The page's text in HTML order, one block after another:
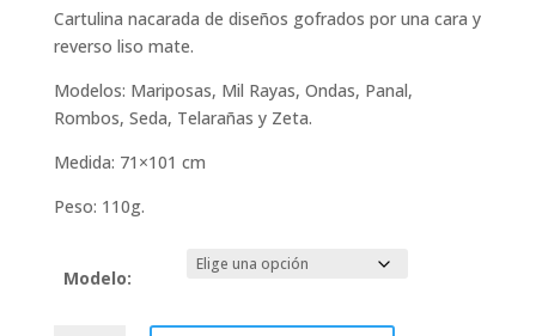
Cartulina nacarada de diseños gofrados por una cara y
reverso liso mate.
Modelos: Mariposas, Mil Rayas, Ondas, Panal,
Rombos, Seda, Telarañas y Zeta.
Medida: 71×101 cm
Peso: 110g.
Modelo: